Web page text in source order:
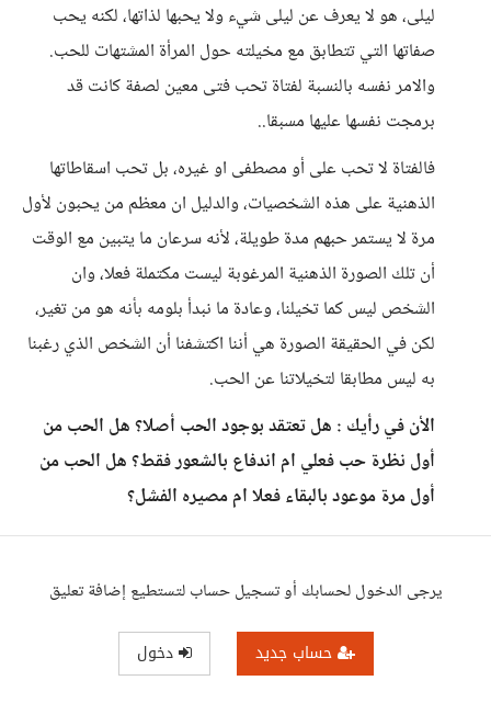
ليلى، هو لا يعرف عن ليلى شيء ولا يحبها لذاتها، لكنه يحب
صفاتها التي تتطابق مع مخيلته حول المرأة المشتهات للحب.
والامر نفسه بالنسبة لفتاة تحب فتى معين لصفة كانت قد
برمجت نفسها عليها مسبقا..
فالفتاة لا تحب على أو مصطفى او غيره، بل تحب اسقاطاتها
الذهنية على هذه الشخصيات، والدليل ان معظم من يحبون لأول
مرة لا يستمر حبهم مدة طويلة، لأنه سرعان ما يتبين مع الوقت
أن تلك الصورة الذهنية المرغوبة ليست مكتملة فعلا، وان
الشخص ليس كما تخيلنا، وعادة ما نبدأ بلومه بأنه هو من تغير،
لكن في الحقيقة الصورة هي أننا اكتشفنا أن الشخص الذي رغبنا
به ليس مطابقا لتخيلاتنا عن الحب.
الأن في رأيك : هل تعتقد بوجود الحب أصلا؟ هل الحب من
أول نظرة حب فعلي ام اندفاع بالشعور فقط؟ هل الحب من
أول مرة موعود بالبقاء فعلا ام مصيره الفشل؟
يرجى الدخول لحسابك أو تسجيل حساب لتستطيع إضافة تعليق
حساب جديد دخول